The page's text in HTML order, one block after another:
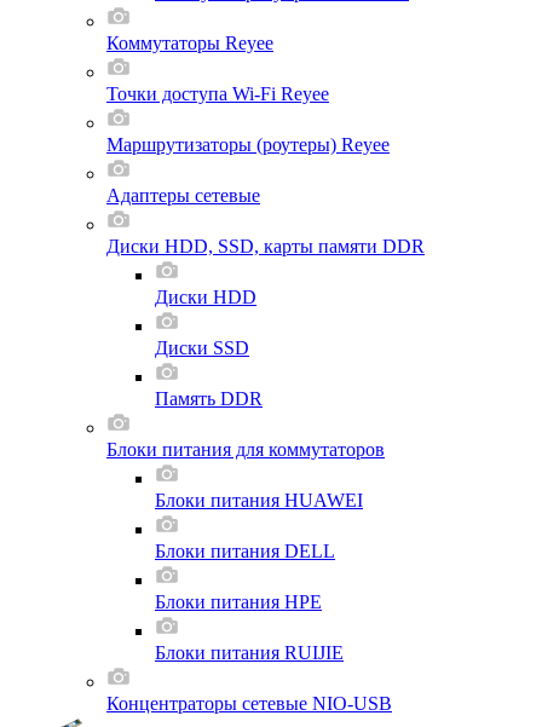
Коммутаторы Reyee
Точки доступа Wi-Fi Reyee
Маршрутизаторы (роутеры) Reyee
Адаптеры сетевые
Диски HDD, SSD, карты памяти DDR
Диски HDD
Диски SSD
Память DDR
Блоки питания для коммутаторов
Блоки питания HUAWEI
Блоки питания DELL
Блоки питания HPE
Блоки питания RUIJIE
Концентраторы сетевые NIO-USB